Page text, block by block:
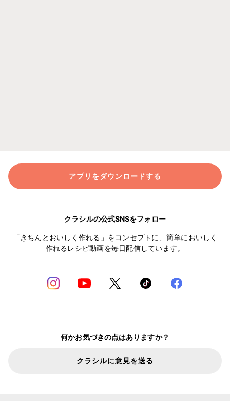
アプリをダウンロードする
クラシルの公式SNSをフォロー
「きちんとおいしく作れる」をコンセプトに、簡単においしく
作れるレシピ動画を毎日配信しています。
何かお気づきの点はありますか？
クラシルに意見を送る